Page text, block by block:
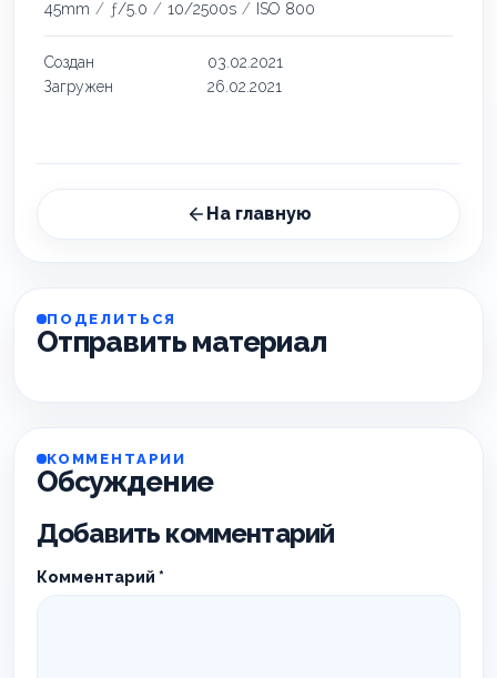
45mm / ƒ/5.0 / 10/2500s / ISO 800
Создан
03.02.2021
Загружен
26.02.2021
На главную
ПОДЕЛИТЬСЯ
Отправить материал
КОММЕНТАРИИ
Обсуждение
Добавить комментарий
Комментарий *